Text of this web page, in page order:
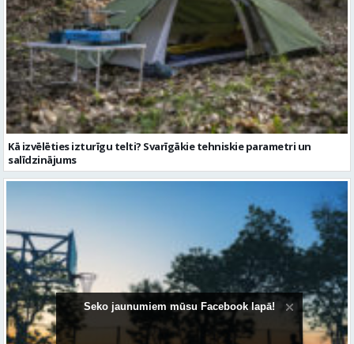
Kā izvēlēties izturīgu telti? Svarīgākie tehniskie parametri un
salīdzinājums
Seko jaunumiem mūsu Facebook lapā!